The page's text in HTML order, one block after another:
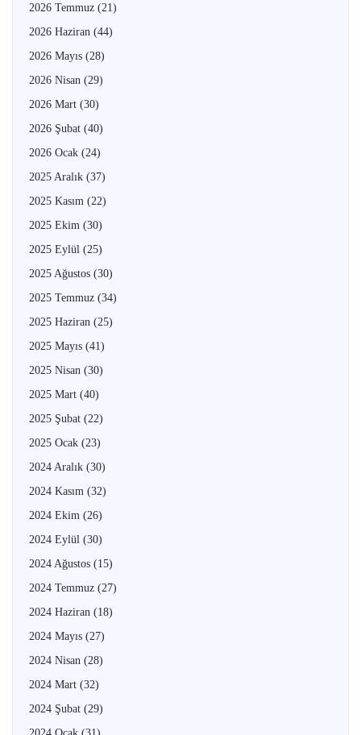
2026 Temmuz (21)
2026 Haziran (44)
2026 Mayıs (28)
2026 Nisan (29)
2026 Mart (30)
2026 Şubat (40)
2026 Ocak (24)
2025 Aralık (37)
2025 Kasım (22)
2025 Ekim (30)
2025 Eylül (25)
2025 Ağustos (30)
2025 Temmuz (34)
2025 Haziran (25)
2025 Mayıs (41)
2025 Nisan (30)
2025 Mart (40)
2025 Şubat (22)
2025 Ocak (23)
2024 Aralık (30)
2024 Kasım (32)
2024 Ekim (26)
2024 Eylül (30)
2024 Ağustos (15)
2024 Temmuz (27)
2024 Haziran (18)
2024 Mayıs (27)
2024 Nisan (28)
2024 Mart (32)
2024 Şubat (29)